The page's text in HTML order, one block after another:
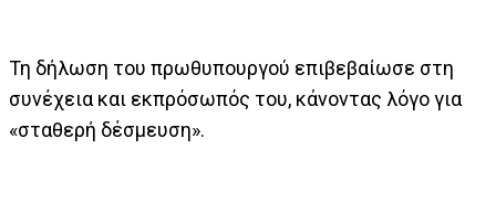
Τη δήλωση του πρωθυπουργού επιβεβαίωσε στη
συνέχεια και εκπρόσωπός του, κάνοντας λόγο για
«σταθερή δέσμευση».